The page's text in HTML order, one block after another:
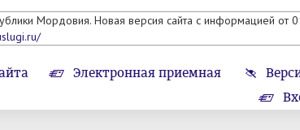
Мордовия. Новая версия сайта с информацией от
Электронная приемная